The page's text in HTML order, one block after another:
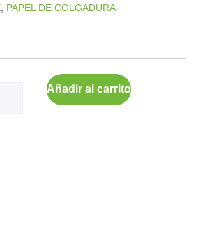
PAPEL DE COLGADURA
Añadir al carrito